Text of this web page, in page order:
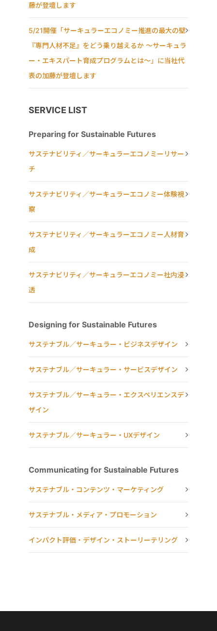
藤が登壇します
5/21開催「サーキュラーエコノミー推進の最大の壁
『専門人材不足』をどう乗り越えるか ～サーキュラ
ー・エキスパート育成プログラムとは～」に当社代
表の加藤が登壇します
SERVICE LIST
Preparing for Sustainable Futures
サステナビリティ／サーキュラーエコノミーリサー
チ
サステナビリティ／サーキュラーエコノミー体験視
察
サステナビリティ／サーキュラーエコノミー人材育
成
サステナビリティ／サーキュラーエコノミー社内浸
透
Designing for Sustainable Futures
サステナブル／サーキュラー・ビジネスデザイン
サステナブル／サーキュラー・サービスデザイン
サステナブル／サーキュラー・エクスペリエンスデ
ザイン
サステナブル／サーキュラー・UXデザイン
Communicating for Sustainable Futures
サステナブル・コンテンツ・マーケティング
サステナブル・メディア・プロモーション
インパクト評価・デザイン・ストーリーテリング